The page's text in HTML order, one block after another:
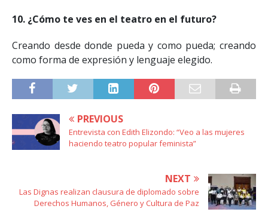
10. ¿Cómo te ves en el teatro en el futuro?
Creando desde donde pueda y como pueda; creando
como forma de expresión y lenguaje elegido.
PREVIOUS
Entrevista con Edith Elizondo: “Veo a las mujeres
haciendo teatro popular feminista”
NEXT
Las Dignas realizan clausura de diplomado sobre
Derechos Humanos, Género y Cultura de Paz